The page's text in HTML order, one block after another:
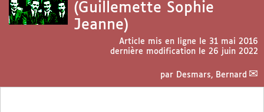
(Guillemette Sophie
Jeanne)
Article mis en ligne le 31 mai 2016
dernière modification le 26 juin 2022
par Desmars, Bernard